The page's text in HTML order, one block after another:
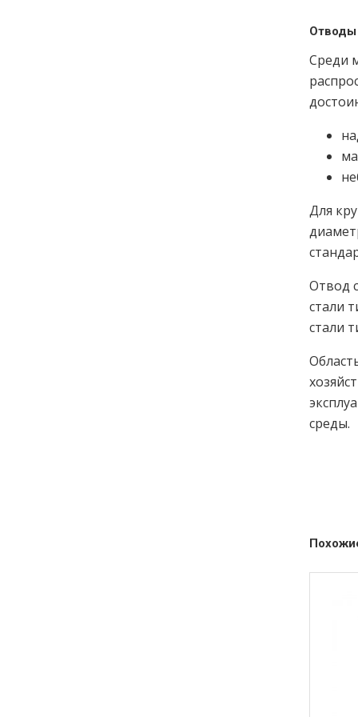
Отводы
Среди
Для
Отвод
стали
стали
среды.